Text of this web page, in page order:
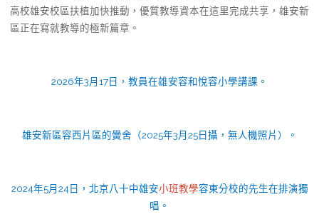
高校雄安校區扶植加快推動，優質教導資本在這里完成共享，雄安新
區正在寫就教導的極新篇章。
2026年3月17日，教員在雄安容和悅容小學講課。
雄安新區容西片區的黌舍（2025年3月25日攝，無人機照片）。
2024年5月24日，北京八十中雄安小班教學容東分校的先生在排演獨
唱。